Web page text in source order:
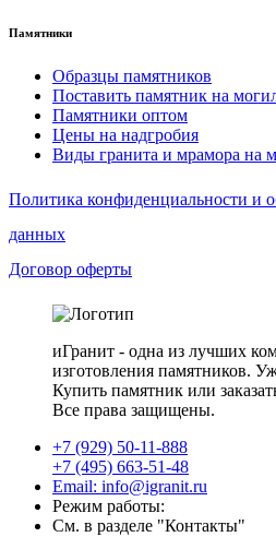
Памятники
Образцы памятников
Поставить памятник на
Памятники оптом
Цены на надгробия
Виды гранита и мрамора на
Политика конфиденциальности и
данных
Договор оферты
иГранит - одна из лучших
изготовления памятников.
Купить памятник или
Все права защищены.
+7 (929) 50-11-888
+7 (495) 663-51-48
Email: info@igranit.ru
Режим работы:
См. в разделе "Контакты"